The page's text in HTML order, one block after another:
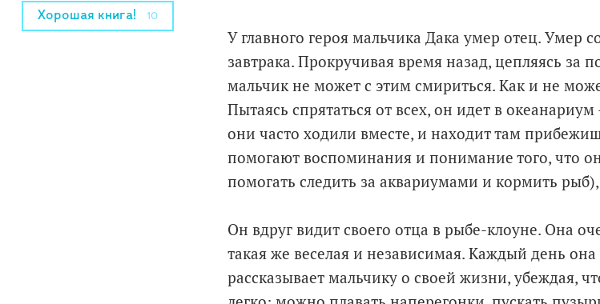
Хорошая книга! 10
У главного героя мальчика Дака умер отец. Умер
завтрака. Прокручивая время назад, цепляясь за
мальчик не может с этим смириться. Как и не
Пытаясь спрятаться от всех, он идет в
они часто ходили вместе, и находит там
помогают воспоминания и понимание того, что
помогать следить за аквариумами и кормить
Он вдруг видит своего отца в рыбе-клоуне. Она
такая же веселая и независимая. Каждый день
рассказывает мальчику о своей жизни, убеждая,